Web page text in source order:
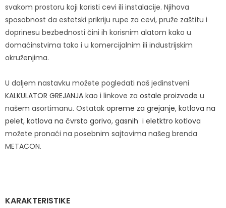
svakom prostoru koji koristi cevi ili instalacije. Njihova
sposobnost da estetski prikriju rupe za cevi, pruže zaštitu i
doprinesu bezbednosti čini ih korisnim alatom kako u
domaćinstvima tako i u komercijalnim ili industrijskim
okruženjima.
U daljem nastavku možete pogledati naš jedinstveni
KALKULATOR GREJANJA kao i linkove za ostale proizvode u
našem asortimanu. Ostatak opreme za grejanje, kotlova na
pelet, kotlova na čvrsto gorivo, gasnih i eletktro kotlova
možete pronaći na posebnim sajtovima našeg brenda
METACON.
KARAKTERISTIKE